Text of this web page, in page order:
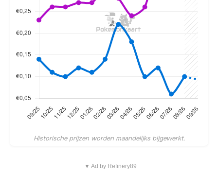
Historische prijzen worden maandelijks bijgewerkt.
▼ Ad by Refinery89